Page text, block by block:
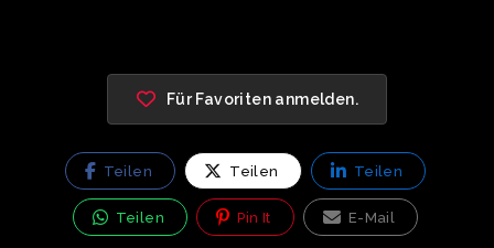
Für Favoriten anmelden.
Teilen Teilen Teilen
Teilen Pin It E-Mail